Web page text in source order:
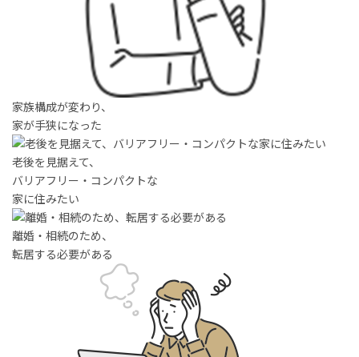
物件お問い合わせ
物件売却に関する
お問い合わせ
土地売却に関する
家族構成が変わり、
家が手狭になった
老後を見据えて、
バリアフリー・コンパクトな
家に住みたい
離婚・相続のため、
転居する必要がある